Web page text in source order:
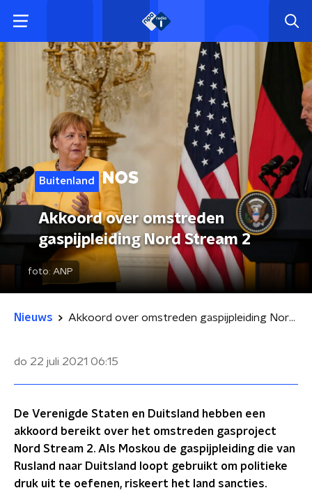
Buitenland
Akkoord over omstreden
gaspijpleiding Nord Stream 2
foto: ANP
Nieuws Akkoord over omstreden gaspijpleiding Nord Stream 2
do 22 juli 2021 06:15
De Verenigde Staten en Duitsland hebben een
akkoord bereikt over het omstreden gasproject
Nord Stream 2. Als Moskou de gaspijpleiding die van
Rusland naar Duitsland loopt gebruikt om politieke
druk uit te oefenen, riskeert het land sancties.